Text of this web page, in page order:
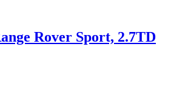
Rover Sport, 2.7TD